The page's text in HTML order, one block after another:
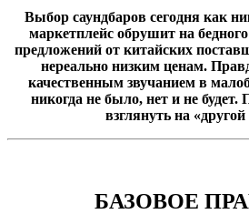
Выбор саундбаров сегодня как
маркетплейс обрушит на
предложений от китайских
нереально низким ценам.
качественным звучанием в
никогда не было, нет и не будет.
взглянуть на
БАЗОВОЕ